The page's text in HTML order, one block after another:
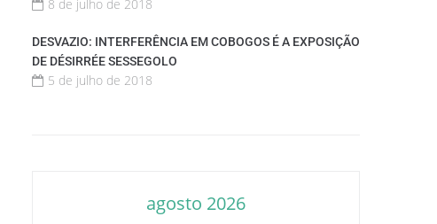
8 de julho de 2018
DESVAZIO: INTERFERÊNCIA EM COBOGOS É A EXPOSIÇÃO
DE DÉSIRRÉE SESSEGOLO
5 de julho de 2018
agosto 2026